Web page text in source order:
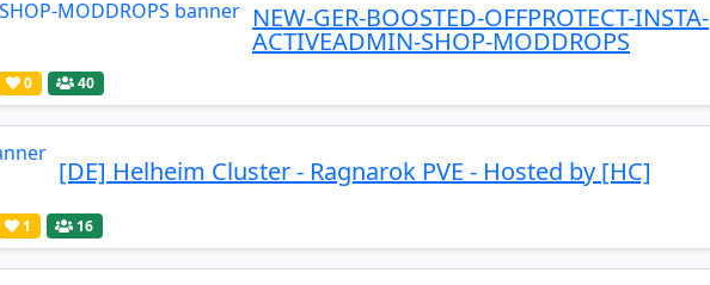
NEW-GER-BOOSTED-OFFPROTECT-INSTA-
ACTIVEADMIN-SHOP-MODDROPS
0 40
[DE] Helheim Cluster - Ragnarok PVE - Hosted by [HC]
1 16